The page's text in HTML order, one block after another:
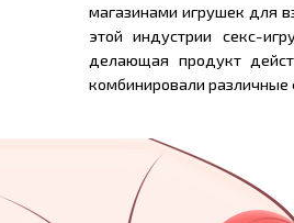
магазинами игрушек для
этой индустрии секс-
делающая продукт
комбинировали